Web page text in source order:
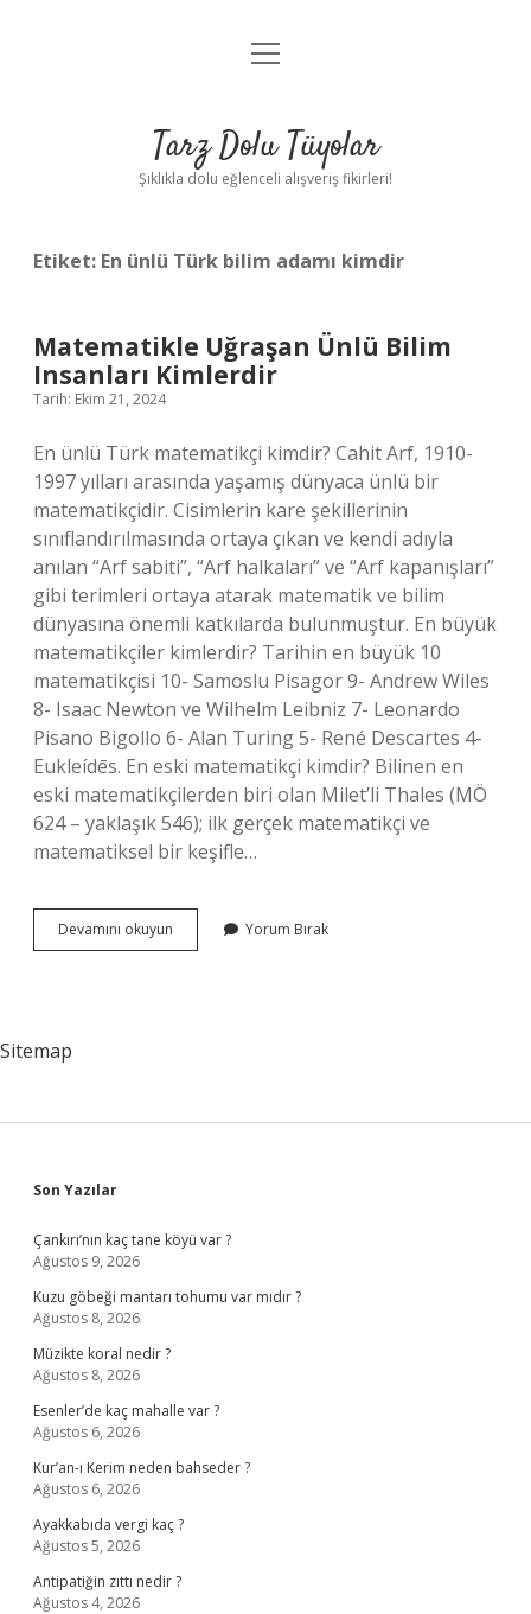
Anasayfa
Yasal Uyarı
menüyü
Tarz Dolu Tüyolar
Şıklıkla dolu eğlenceli alışveriş fikirleri!
Etiket: En ünlü Türk bilim adamı kimdir
Matematikle Uğraşan Ünlü Bilim
Insanları Kimlerdir
Tarih: Ekim 21, 2024
En ünlü Türk matematikçi kimdir? Cahit Arf, 1910-
1997 yılları arasında yaşamış dünyaca ünlü bir
matematikçidir. Cisimlerin kare şekillerinin
sınıflandırılmasında ortaya çıkan ve kendi adıyla
anılan “Arf sabiti”, “Arf halkaları” ve “Arf kapanışları”
gibi terimleri ortaya atarak matematik ve bilim
dünyasına önemli katkılarda bulunmuştur. En büyük
matematikçiler kimlerdir? Tarihin en büyük 10
matematikçisi 10- Samoslu Pisagor 9- Andrew Wiles
8- Isaac Newton ve Wilhelm Leibniz 7- Leonardo
Pisano Bigollo 6- Alan Turing 5- René Descartes 4-
Eukleídēs. En eski matematikçi kimdir? Bilinen en
eski matematikçilerden biri olan Milet’li Thales (MÖ
624 – yaklaşık 546); ilk gerçek matematikçi ve
matematiksel bir keşifle…
Devamını okuyun Matematikle
Uğraşan
Yorum Bırak
Sitemap
Sidebar
Son Yazılar
Çankırı’nın kaç tane köyü var ?
Ağustos 9, 2026
Kuzu göbeği mantarı tohumu var mıdır ?
Ağustos 8, 2026
Müzikte koral nedir ?
Ağustos 8, 2026
Esenler’de kaç mahalle var ?
Ağustos 6, 2026
Kur’an-ı Kerim neden bahseder ?
Ağustos 6, 2026
Ayakkabıda vergi kaç ?
Ağustos 5, 2026
Antipatiğin zıttı nedir ?
Ağustos 4, 2026